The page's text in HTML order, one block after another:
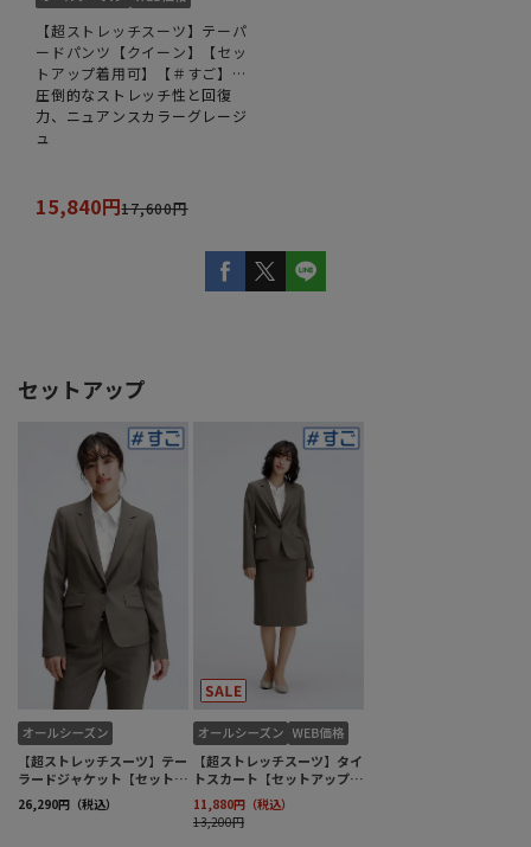
【超ストレッチスーツ】テーパ
ードパンツ【クイーン】【セッ
トアップ着用可】【＃すご】
【裾上げ済み】
圧倒的なストレッチ性と回復
力、ニュアンスカラーグレージ
ュ
15,840円17,600円